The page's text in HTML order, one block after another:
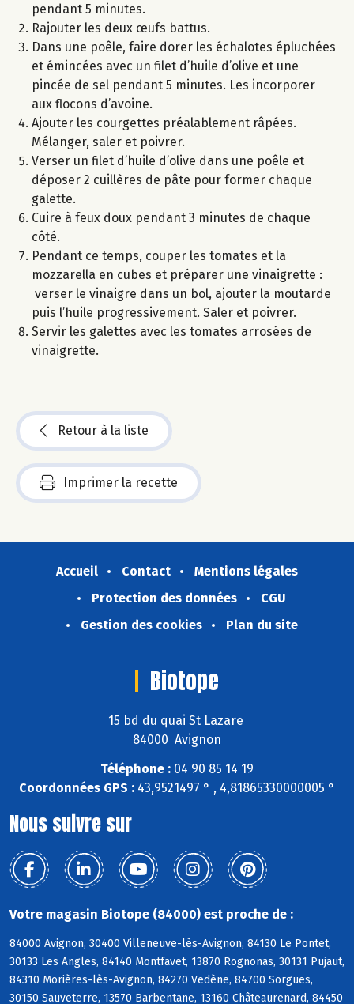
pendant 5 minutes.
Rajouter les deux œufs battus.
Dans une poêle, faire dorer les échalotes épluchées
et émincées avec un filet d’huile d’olive et une
pincée de sel pendant 5 minutes. Les incorporer
aux flocons d’avoine.
Ajouter les courgettes préalablement râpées.
Mélanger, saler et poivrer.
Verser un filet d’huile d’olive dans une poêle et
déposer 2 cuillères de pâte pour former chaque
galette.
Cuire à feux doux pendant 3 minutes de chaque
côté.
Pendant ce temps, couper les tomates et la
mozzarella en cubes et préparer une vinaigrette :
verser le vinaigre dans un bol, ajouter la moutarde
puis l’huile progressivement. Saler et poivrer.
Servir les galettes avec les tomates arrosées de
vinaigrette.
Retour à la liste
Imprimer la recette
Accueil Contact
Mentions légales
Protection des données
CGU
Gestion des cookies
Plan du site
Biotope
15 bd du quai St Lazare
84000 Avignon
Téléphone : 04 90 85 14 19
Coordonnées GPS : 43,9521497 ° , 4,81865330000005 °
Nous suivre sur
Votre magasin Biotope (84000) est proche de :
84000 Avignon, 30400 Villeneuve-lès-Avignon, 84130 Le Pontet,
30133 Les Angles, 84140 Montfavet, 13870 Rognonas, 30131 Pujaut,
84310 Morières-lès-Avignon, 84270 Vedène, 84700 Sorgues,
30150 Sauveterre, 13570 Barbentane, 13160 Châteaurenard, 84450